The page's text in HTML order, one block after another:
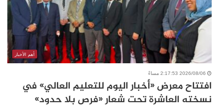
أهم الأخبار
2026/08/06 2:17:53 مساءً
افتتاح معرض «أخبار اليوم للتعليم العالي» في
نسخته العاشرة تحت شعار «فرص بلا حدود»